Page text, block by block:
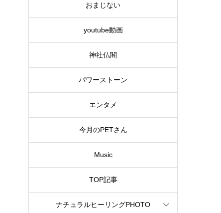
おまじない
youtube動画
神社仏閣
パワーストーン
エンタメ
今月のPETさん
Music
TOP記事
ナチュラルヒーリングPHOTO